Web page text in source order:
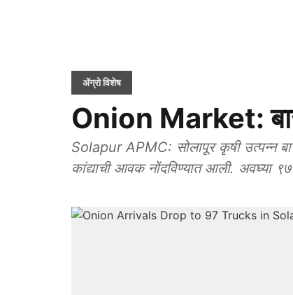
ॲग्रो विशेष
Onion Market:
Solapur APMC: सोलापूर कृषी उत्पन्न
कांद्याची आवक नोंदविण्यात आली. अवघ्या ९७